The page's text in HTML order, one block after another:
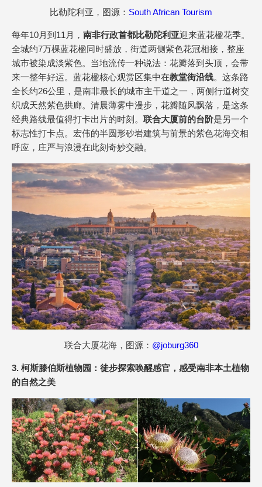
比勒陀利亚，图源： South African Tourism
每年10月到11月， 南非行政首都比勒陀利亚迎来蓝花楹花季。
全城约7万棵蓝花楹同时盛放，街道两侧紫色花冠相接，整座
城市被染成淡紫色。当地流传一种说法：花瓣落到头顶，会带
来一整年好运。蓝花楹核心观赏区集中在教堂街沿线。这条路
全长约26公里，是南非最长的城市主干道之一，两侧行道树交
织成天然紫色拱廊。清晨薄雾中漫步，花瓣随风飘落，是这条
经典路线最值得打卡出片的时刻。 联合大厦前的台阶是另一个
标志性打卡点。宏伟的半圆形砂岩建筑与前景的紫色花海交相
呼应，庄严与浪漫在此刻奇妙交融。
联合大厦花海，图源： @joburg360
3. 柯斯滕伯斯植物园：徒步探索唤醒感官，感受南非本土植物
的自然之美